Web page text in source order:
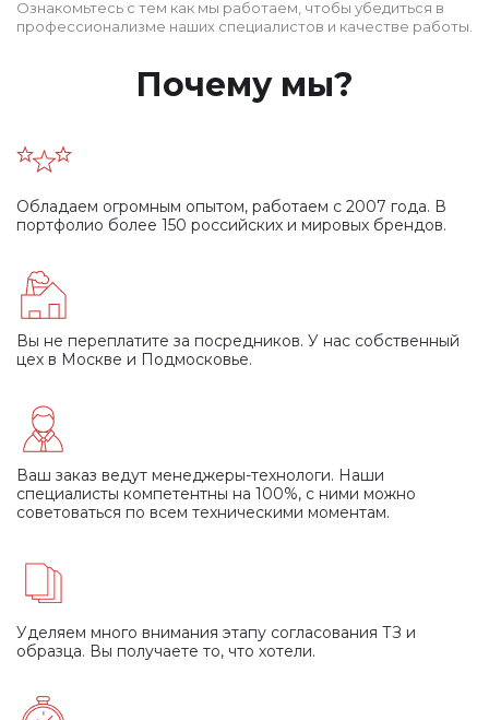
Почему мы?
Обладаем огромным опытом, работаем с 2007 года. В
портфолио более 150 российских и мировых брендов.
Вы не переплатите за посредников. У нас собственный
цех в Москве и Подмосковье.
Ваш заказ ведут менеджеры-технологи. Наши
специалисты компетентны на 100%, с ними можно
советоваться по всем техническими моментам.
Уделяем много внимания этапу согласования ТЗ и
образца. Вы получаете то, что хотели.
Ознакомьтесь с тем как мы работаем, чтобы убедиться в
профессионализме наших специалистов и качестве работы.